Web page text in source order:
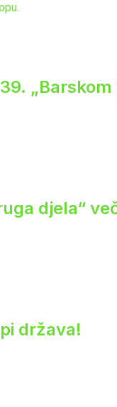
djela“
država!